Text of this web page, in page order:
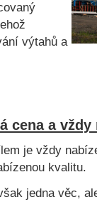
výtahů a
cena a vždy
je vždy
kvalitu.
jedna věc,